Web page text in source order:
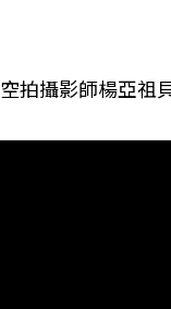
空拍攝影師楊亞祖